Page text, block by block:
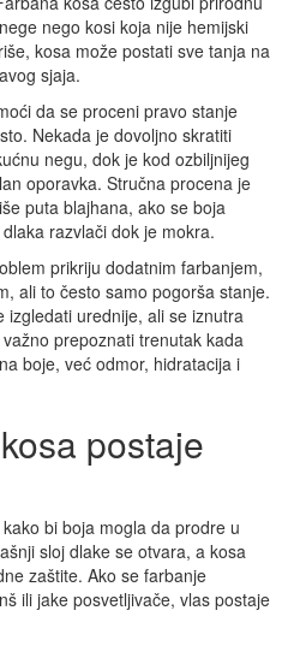
nego kosi koja nije hemijski
kosa može postati sve tanja na
sjaja.
da se proceni pravo stanje
Nekada je dovoljno skratiti
negu, dok je kod ozbiljnijeg
oporavka. Stručna procena je
puta blajhana, ako se boja
razvlači dok je mokra.
prikriju dodatnim farbanjem,
ali to često samo pogorša stanje.
urednije, ali se iznutra
prepoznati trenutak kada
boje, već odmor, hidratacija i
postaje
bi boja mogla da prodre u
sloj dlake se otvara, a kosa
zaštite. Ako se farbanje
ili jake posvetljivače, vlas postaje